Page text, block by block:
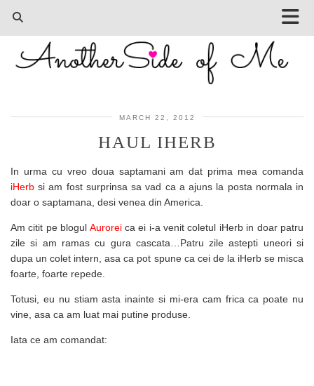
MARCH 22, 2012
HAUL IHERB
In urma cu vreo doua saptamani am dat prima mea comanda
iHerb si am fost surprinsa sa vad ca a ajuns la posta normala in
doar o saptamana, desi venea din America.
Am citit pe blogul Aurorei ca ei i-a venit coletul iHerb in doar patru
zile si am ramas cu gura cascata…Patru zile astepti uneori si
dupa un colet intern, asa ca pot spune ca cei de la iHerb se misca
foarte, foarte repede.
Totusi, eu nu stiam asta inainte si mi-era cam frica ca poate nu
vine, asa ca am luat mai putine produse.
Iata ce am comandat: